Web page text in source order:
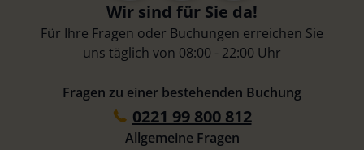
Wir sind für Sie da!
Für Ihre Fragen oder Buchungen erreichen Sie
uns täglich von 08:00 - 22:00 Uhr
Fragen zu einer bestehenden Buchung
0221 99 800 812
Allgemeine Fragen